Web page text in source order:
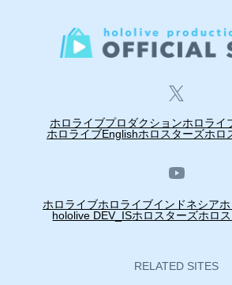
ホロライブプロダクションホロライ
ホロライブEnglishホロスターズホロ
ホロライブホロライブインドネシア
hololive DEV_ISホロスターズホロ
RELATED SITES